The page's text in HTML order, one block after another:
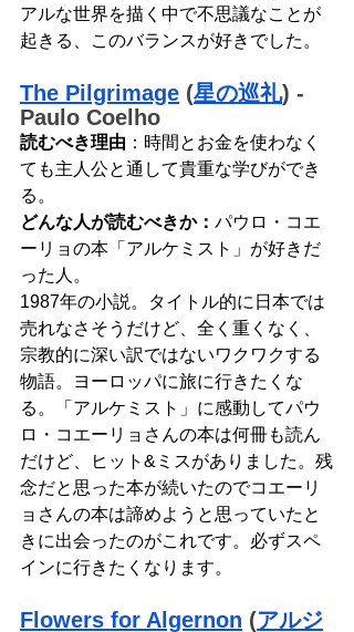
アルな世界を描く中で不思議なことが
起きる、このバランスが好きでした。
The Pilgrimage (星の巡礼) -
Paulo Coelho
読むべき理由 ：時間とお金を使わなく
ても主人公と通して貴重な学びができ
る。
どんな人が読むべきか： パウロ・コエ
ーリョの本「アルケミスト」が好きだ
った人。
1987年の小説。タイトル的に日本では
売れなさそうだけど、全く重くなく、
宗教的に深い訳ではないワクワクする
物語。ヨーロッパに旅に行きたくな
る。「アルケミスト」に感動してパウ
ロ・コエーリョさんの本は何冊も読ん
だけど、ヒット&ミスがありました。残
念だと思った本が続いたのでコエーリ
ョさんの本は諦めようと思っていたと
きに出会ったのがこれです。必ずスペ
インに行きたくなります。
Flowers for Algernon (アルジ